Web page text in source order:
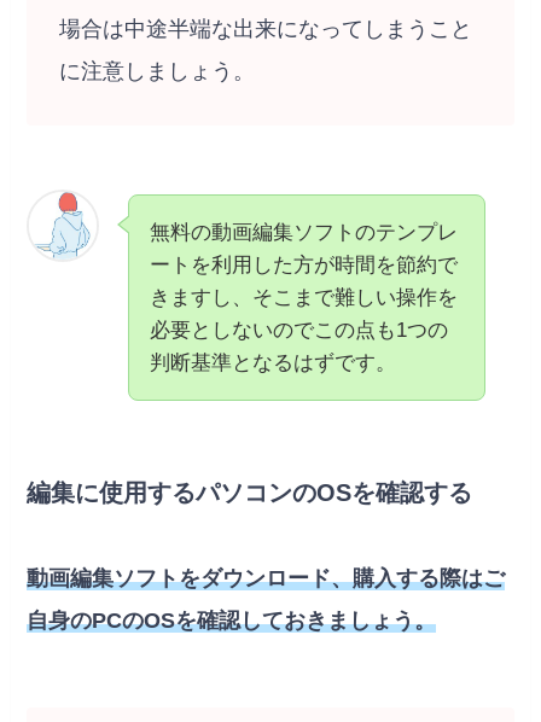
場合は中途半端な出来になってしまうこと
に注意しましょう。
無料の動画編集ソフトのテンプレ
ートを利用した方が時間を節約で
きますし、そこまで難しい操作を
必要としないのでこの点も1つの
判断基準となるはずです。
編集に使用するパソコンのOSを確認する
動画編集ソフトをダウンロード、購入する際はご
自身のPCのOSを確認しておきましょう。